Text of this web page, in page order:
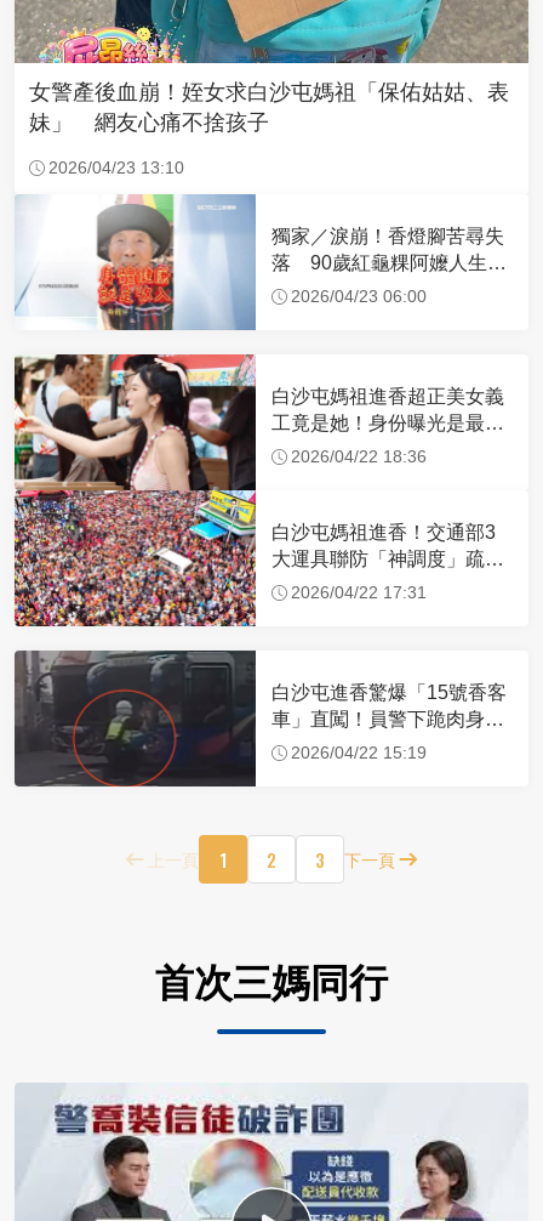
女警產後血崩！姪女求白沙屯媽祖「保佑姑姑、表
妹」 網友心痛不捨孩子
2026/04/23 13:10
獨家／淚崩！香燈腳苦尋失
落 90歲紅龜粿阿嬤人生謝
幕2026/04/23 06:00
白沙屯媽祖進香超正美女義
工竟是她！身份曝光是最美
禮生 一輩子不結婚
2026/04/22 18:36
白沙屯媽祖進香！交通部3
大運具聯防「神調度」疏運
32.1萬創新高
2026/04/22 17:31
白沙屯進香驚爆「15號香客
車」直闖！員警下跪肉身擋
車：讓行人先過
2026/04/22 15:19
上一頁 1 2 3 下一頁
首次三媽同行